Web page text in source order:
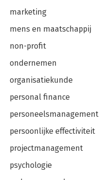
marketing
mens en maatschappij
non-profit
ondernemen
organisatiekunde
personal finance
personeelsmanagement
persoonlijke effectiviteit
projectmanagement
psychologie